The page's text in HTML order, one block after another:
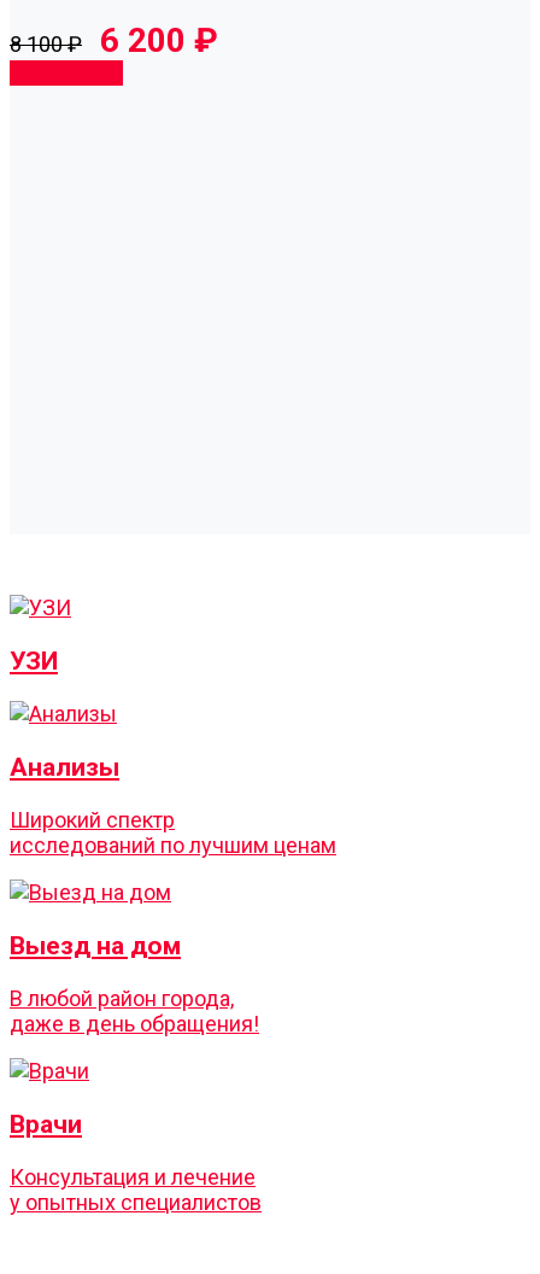
8 100 ₽ 6 200 ₽
УЗИ
Анализы
Широкий спектр
исследований по лучшим ценам
Выезд на дом
В любой район города,
даже в день обращения!
Врачи
Консультация и лечение
у опытных специалистов